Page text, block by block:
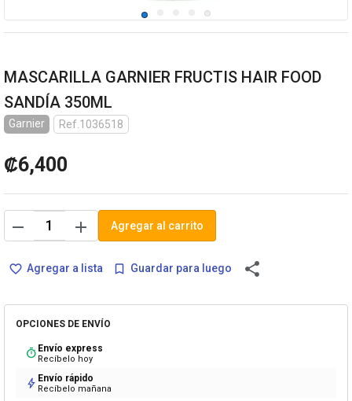
MASCARILLA GARNIER FRUCTIS HAIR FOOD
SANDÍA 350ML
Garnier Ref.1036518
₡6,400
remove add Agregar al carrito
favorite_border Agregar a lista bookmark_border Guardar para luego share
OPCIONES DE ENVÍO
timer Envío express
Recíbelo hoy
bolt Envío rápido
Recíbelo mañana